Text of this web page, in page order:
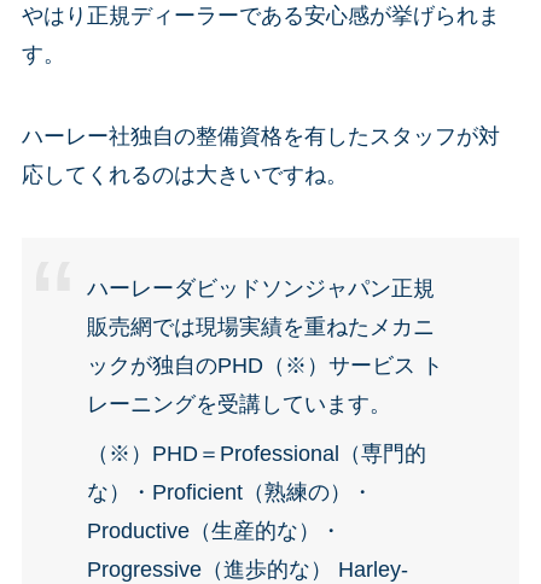
やはり正規ディーラーである安心感が挙げられま
す。
ハーレー社独自の整備資格を有したスタッフが対
応してくれるのは大きいですね。
ハーレーダビッドソンジャパン正規
販売網では現場実績を重ねたメカニ
ックが独自のPHD（※）サービス ト
レーニングを受講しています。
（※）PHD＝Professional（専門的
な）・Proficient（熟練の）・
Productive（生産的な）・
Progressive（進歩的な） Harley-